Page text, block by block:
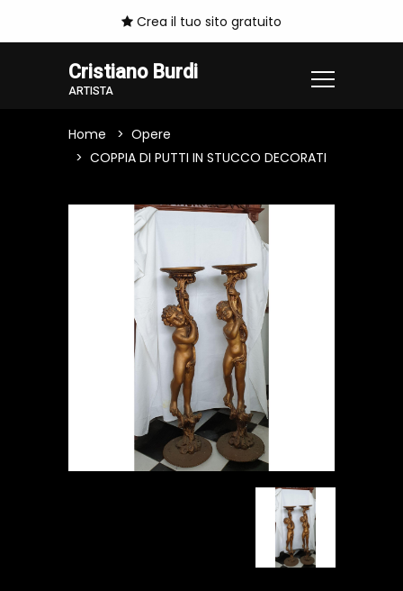
Crea il tuo sito gratuito
Cristiano Burdi
ARTISTA
Home
Opere
COPPIA DI PUTTI IN STUCCO DECORATI